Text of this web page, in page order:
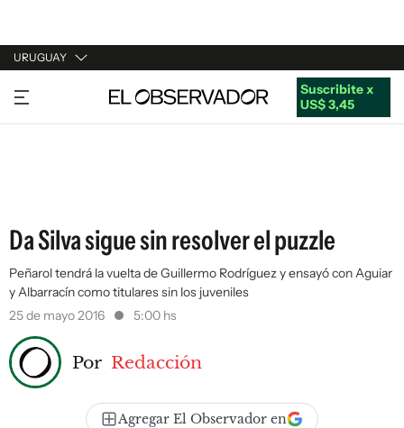
URUGUAY
URUGUAY
ARGENTINA
Suscribite x
US$ 3,45
Da Silva sigue sin resolver el puzzle
Peñarol tendrá la vuelta de Guillermo Rodríguez y ensayó con Aguiar
y Albarracín como titulares sin los juveniles
25 de mayo 2016
5:00 hs
Por Redacción
Agregar El Observador en